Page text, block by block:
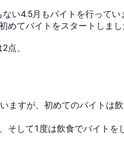
い4.5月もバイトを行ってい
てバイトをスタートしまし
点、
ますが、初めてのバイトは
そして1度は飲食でバイトを